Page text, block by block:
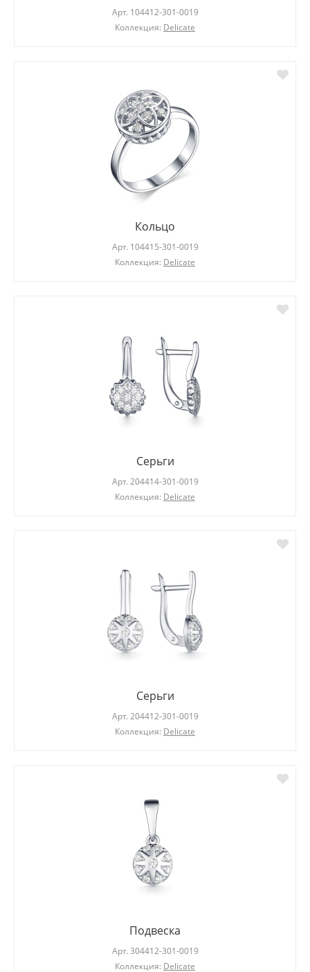
Арт. 104412-301-0019
Коллекция: Delicate
Кольцо
Арт. 104415-301-0019
Коллекция: Delicate
Серьги
Арт. 204414-301-0019
Коллекция: Delicate
Серьги
Арт. 204412-301-0019
Коллекция: Delicate
Подвеска
Арт. 304412-301-0019
Коллекция: Delicate